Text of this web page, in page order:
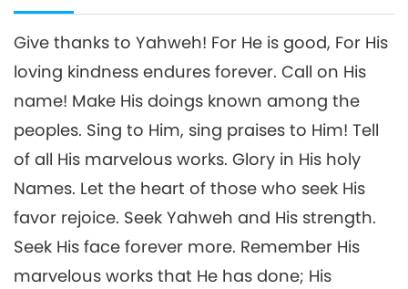
Give thanks to Yahweh! For He is good, For His
loving kindness endures forever. Call on His
name! Make His doings known among the
peoples. Sing to Him, sing praises to Him! Tell
of all His marvelous works. Glory in His holy
Names. Let the heart of those who seek His
favor rejoice. Seek Yahweh and His strength.
Seek His face forever more. Remember His
marvelous works that He has done; His